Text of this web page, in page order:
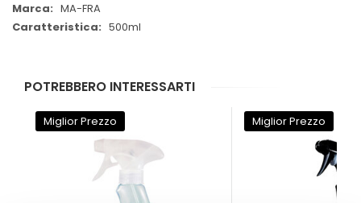
MA-FRA
500ml
POTREBBERO INTERESSARTI
Miglior Prezzo Miglior Prezzo